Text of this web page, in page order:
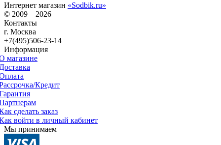
Интернет магазин «Sodbik.ru»
© 2009—2026
Контакты
г. Москва
+7(495)506-23-14
Информация
магазине
Кредит
сделать заказ
войти в личный кабинет
Мы принимаем